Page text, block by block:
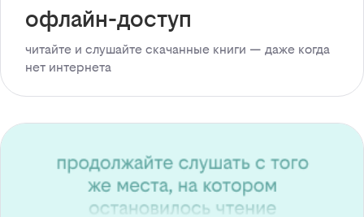
офлайн-доступ
читайте и слушайте скачанные книги — даже когда
нет интернета